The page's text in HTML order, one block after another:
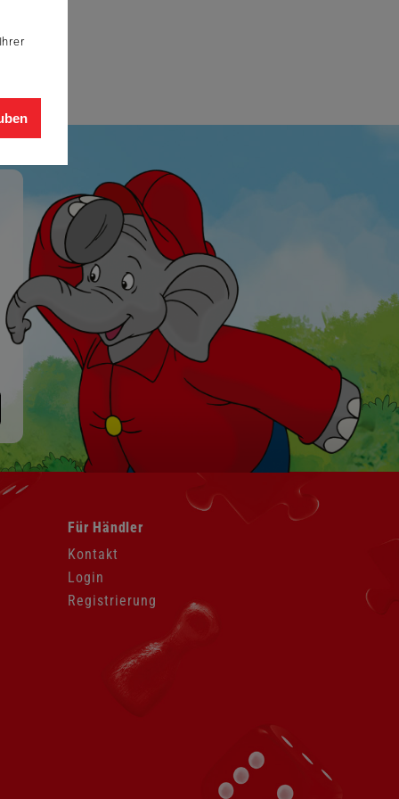
Navigation
überspringen
Für Händler
Kontakt
Login
Registrierung